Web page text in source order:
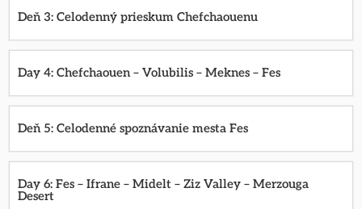
Deň 3: Celodenný prieskum Chefchaouenu
Day 4: Chefchaouen – Volubilis – Meknes – Fes
Deň 5: Celodenné spoznávanie mesta Fes
Day 6: Fes – Ifrane – Midelt – Ziz Valley – Merzouga
Desert